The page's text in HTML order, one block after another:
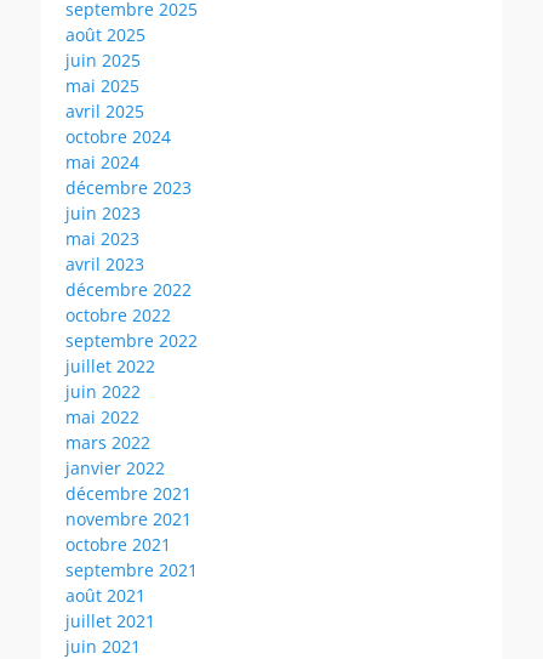
septembre 2025
août 2025
juin 2025
mai 2025
avril 2025
octobre 2024
mai 2024
décembre 2023
juin 2023
mai 2023
avril 2023
décembre 2022
octobre 2022
septembre 2022
juillet 2022
juin 2022
mai 2022
mars 2022
janvier 2022
décembre 2021
novembre 2021
octobre 2021
septembre 2021
août 2021
juillet 2021
juin 2021